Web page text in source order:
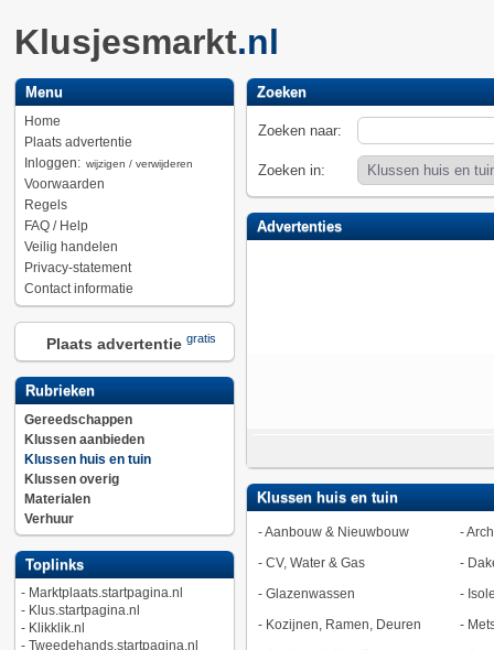
Klusjesmarkt.nl
Menu
Home
Plaats advertentie
Inloggen: wijzigen / verwijderen
Voorwaarden
Regels
FAQ / Help
Veilig handelen
Privacy-statement
Contact informatie
Plaats advertentie gratis
Rubrieken
Gereedschappen
Klussen aanbieden
Klussen huis en tuin
Klussen overig
Materialen
Verhuur
Toplinks
- Marktplaats.startpagina.nl
- Klus.startpagina.nl
- Klikklik.nl
- Tweedehands.startpagina.nl
Zoeken
Zoeken naar:
Zoeken in:
Advertenties
Klussen huis en tuin
-Aanbouw & Nieuwbouw -
- CV, Water & Gas -
- Glazenwassen -
- Kozijnen, Ramen, Deuren -